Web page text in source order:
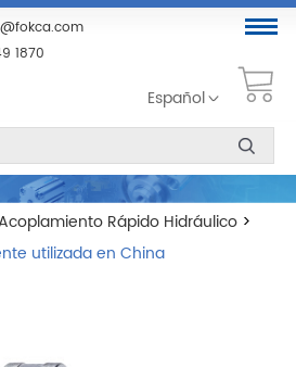
1870
Español
Acoplamiento Rápido Hidráulico >
utilizada en China